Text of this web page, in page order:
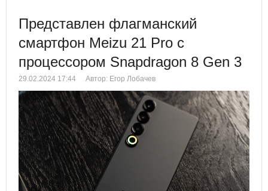
Представлен флагманский
смартфон Meizu 21 Pro с
процессором Snapdragon 8 Gen 3
29.02.2024 17:44 Автор: Егор Лобачев